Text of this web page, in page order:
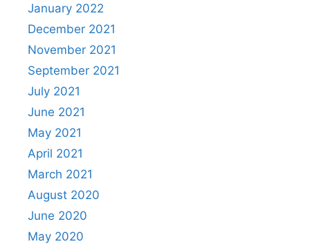
January 2022
December 2021
November 2021
September 2021
July 2021
June 2021
May 2021
April 2021
March 2021
August 2020
June 2020
May 2020